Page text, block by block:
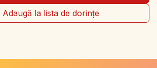
Adaugă la lista de dorințe